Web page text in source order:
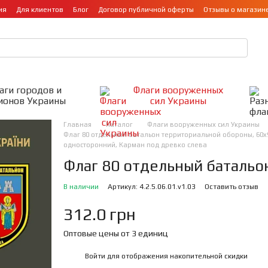
Для клиентов Блог Договор публичной оферты Отзывы о
городов и
Украины
Флаги вооруженных
сил Украины
Главная Каталог
Флаги вооруженных сил Украины
Флаг 80 отдельный батальон территориальной обороны,
односторонний, Карман под древко слева
Флаг 80 отдельный
В наличии Артикул: 4.2.5.06.01.v1.03 Оставить отзыв
312.0 грн
Оптовые цены от 3 единиц
Войти для отображения накопительной скидки